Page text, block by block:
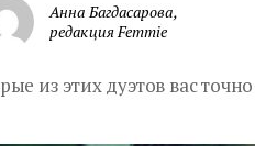
Анна Багдасарова,
редакция Femmie
из этих дуэтов вас